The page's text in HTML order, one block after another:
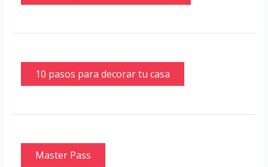
10 pasos para decorar tu casa
Master Pass